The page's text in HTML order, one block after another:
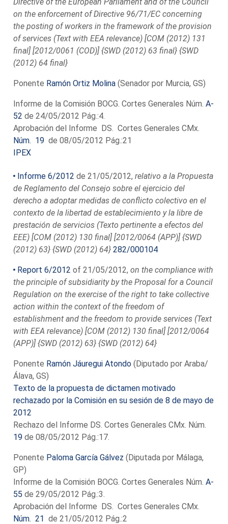
on the enforcement of Directive 96/71/EC concerning
the posting of workers in the framework of the provision
of services (Text with EEA relevance) [COM (2012) 131
final] [2012/0061 (COD)] {SWD (2012) 63 final} {SWD
(2012) 64 final}
Ponente Ramón Ortiz Molina (Senador por Murcia, GS)
Informe de la Comisión BOCG. Cortes Generales Núm.A-
52 de 24/05/2012 Pág.:4.
Aprobación del Informe DS. Cortes Generales CMx.
Núm. 19 de 08/05/2012 Pág.:21
IPEX
Informe 6/2012 de 21/05/2012,relativo a la Propuesta
de Reglamento del Consejo sobre el ejercicio del
derecho a adoptar medidas de conflicto colectivo en el
contexto de la libertad de establecimiento y la libre de
prestación de servicios (Texto pertinente a efectos del
EEE) [COM (2012) 130 final] [2012/0064 (APP)] {SWD
(2012) 63} {SWD (2012) 64} 282/000104
Report 6/2012 of 21/05/2012,on the compliance with
the principle of subsidiarity by the Proposal for a Council
Regulation on the exercise of the right to take collective
action within the context of the freedom of
establishment and the freedom to provide services (Text
with EEA relevance) [COM (2012) 130 final] [2012/0064
(APP)] {SWD (2012) 63} {SWD (2012) 64}
Ponente Ramón Jáuregui Atondo (Diputado por Araba/
Álava, GS)
Texto de la propuesta de dictamen motivado
rechazado por la Comisión en su sesión de 8 de mayo de
2012
Rechazo del Informe DS. Cortes Generales CMx. Núm.
19 de 08/05/2012 Pág.:17.
Ponente Paloma García Gálvez (Diputada por Málaga,
GP)
Informe de la Comisión BOCG. Cortes Generales Núm.A-
55 de 29/05/2012 Pág.:3.
Aprobación del Informe DS. Cortes Generales CMx.
Núm. 21 de 21/05/2012 Pág.:2